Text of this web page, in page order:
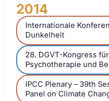
2014
Internationale
Dunkelheit
28. DGVT-Kongress
Psychotherapie und
IPCC Plenary – 39th
Panel on Climate